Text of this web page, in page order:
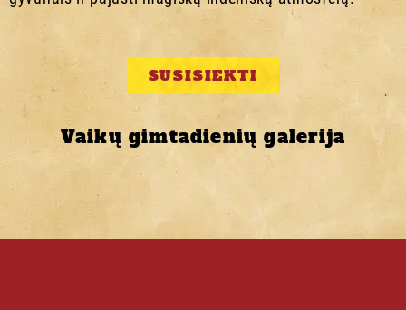
SUSISIEKTI
Vaikų gimtadienių galerija